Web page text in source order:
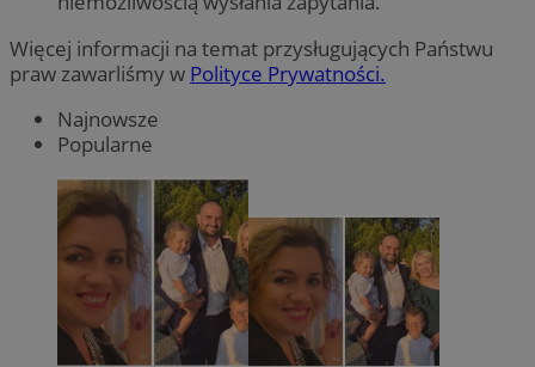
Więcej informacji na temat przysługujących Państwu
praw zawarliśmy w Polityce Prywatności.
Najnowsze
Popularne